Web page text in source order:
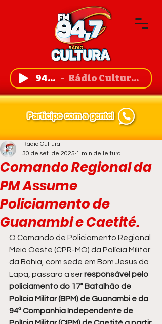
94,7 FM Rádio Cultura de Guanambi
Comando Regional da
PM Assume
Policiamento de
Guanambi e Caetité.
Rádio Cultura
30 de set. de 2025 1 min de leitura
O Comando de Policiamento Regional
Meio Oeste (CPR-MO) da Polícia Militar
da Bahia, com sede em Bom Jesus da
Lapa, passará a ser responsável pelo
policiamento do 17º Batalhão de
Polícia Militar (BPM) de Guanambi e da
94ª Companhia Independente de